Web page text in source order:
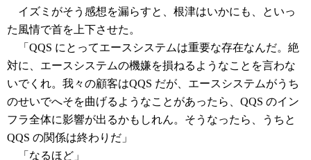
イズミがそう感想を漏らすと、根津はいかにも、といっ
た風情で首を上下させた。
「QQS にとってエースシステムは重要な存在なんだ。絶
対に、エースシステムの機嫌を損ねるようなことを言わな
いでくれ。我々の顧客はQQS だが、エースシステムがうち
のせいでへそを曲げるようなことがあったら、QQS のイン
フラ全体に影響が出るかもしれん。そうなったら、うちと
QQS の関係は終わりだ」
「なるほど」